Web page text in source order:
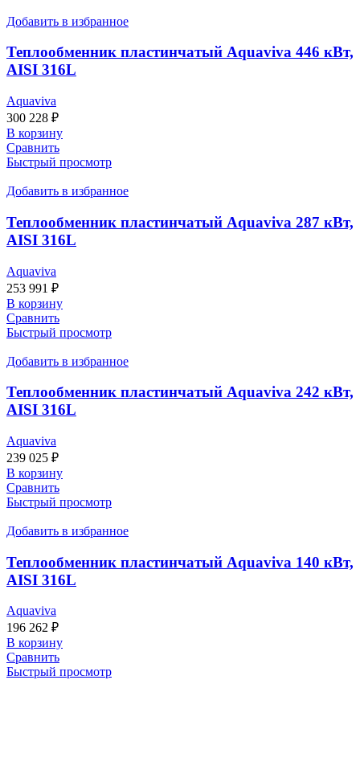
Добавить в избранное
Теплообменник пластинчатый Aquaviva 446 кВт,
AISI 316L
Aquaviva
300 228 ₽
В корзину
Сравнить
Быстрый просмотр
Добавить в избранное
Теплообменник пластинчатый Aquaviva 287 кВт,
AISI 316L
Aquaviva
253 991 ₽
В корзину
Сравнить
Быстрый просмотр
Добавить в избранное
Теплообменник пластинчатый Aquaviva 242 кВт,
AISI 316L
Aquaviva
239 025 ₽
В корзину
Сравнить
Быстрый просмотр
Добавить в избранное
Теплообменник пластинчатый Aquaviva 140 кВт,
AISI 316L
Aquaviva
196 262 ₽
В корзину
Сравнить
Быстрый просмотр